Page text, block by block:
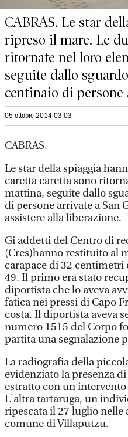
CABRAS. Le star
ripreso il mare. Le
ritornate nel loro
seguite dallo
centinaio di persone
05 ottobre 2014 03:03
CABRAS.
Le star della spiaggia
caretta caretta sono
mattina, seguite dallo
di persone arrivate a San
assistere alla liberazione.
Gi addetti del Centro di
(Cres)hanno restituito al
carapace di 32 centimetri
49. Il primo era stato
diportista che lo aveva
fatica nei pressi di Capo
costa. Il diportista aveva
numero 1515 del Corpo
partita una segnalazione
La radiografia della
evidenziato la presenza
estratto con un
L'altra tartaruga, un
ripescata il 27 luglio nelle
comune di Villaputzu.